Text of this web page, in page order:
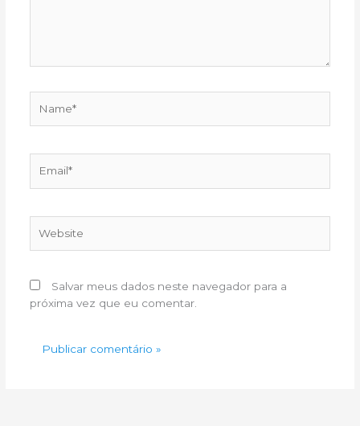
Salvar meus dados neste navegador para a
próxima vez que eu comentar.